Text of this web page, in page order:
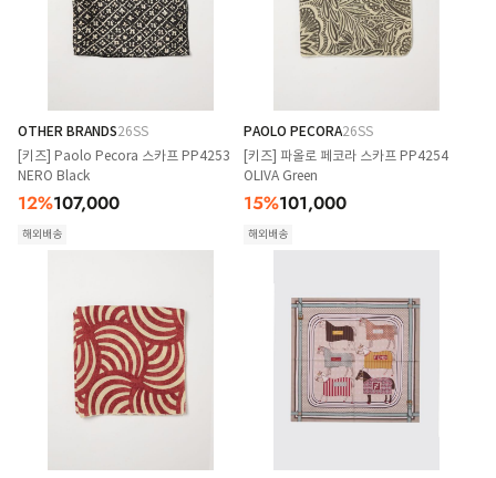
OTHER BRANDS26SS
[키즈] Paolo Pecora 스카프 PP4253
NERO Black
12%107,000
해외배송
PAOLO PECORA26SS
[키즈] 파올로 페코라 스카프 PP4254
OLIVA Green
15%101,000
해외배송